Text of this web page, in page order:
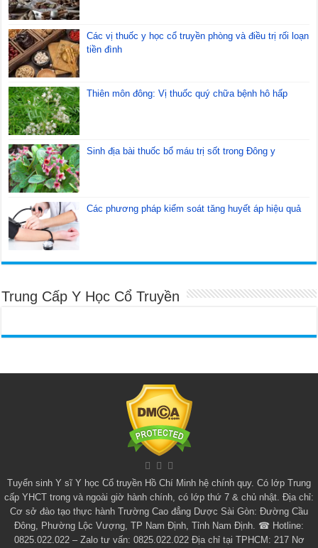
Các vị thuốc y học cổ truyền phòng và điều trị rối loạn
tiền đình
Thiên môn đông: Vị thuốc quý chữa bệnh hô hấp
Sinh địa bài thuốc bổ máu trị sốt trong Đông y
Các phương pháp kiểm soát tăng huyết áp hiệu quả
Trung Cấp Y Học Cổ Truyền
Tuyển sinh Y sĩ Y học Cổ truyền Hồ Chí Minh hệ chính quy. Có lớp Trung
cấp YHCT trong và ngoài giờ hành chính, có lớp thứ 7 & chủ nhật. Địa chỉ:
Cơ sở đào tạo thực hành Trường Cao đẳng Dược Sài Gòn: Đường Cầu
Đông, Phường Lộc Vượng, TP Nam Định, Tỉnh Nam Định. ☎ Hotline:
0825.022.022 – Zalo tư vấn: 0825.022.022 Địa chỉ tại TPHCM: 217 Nơ